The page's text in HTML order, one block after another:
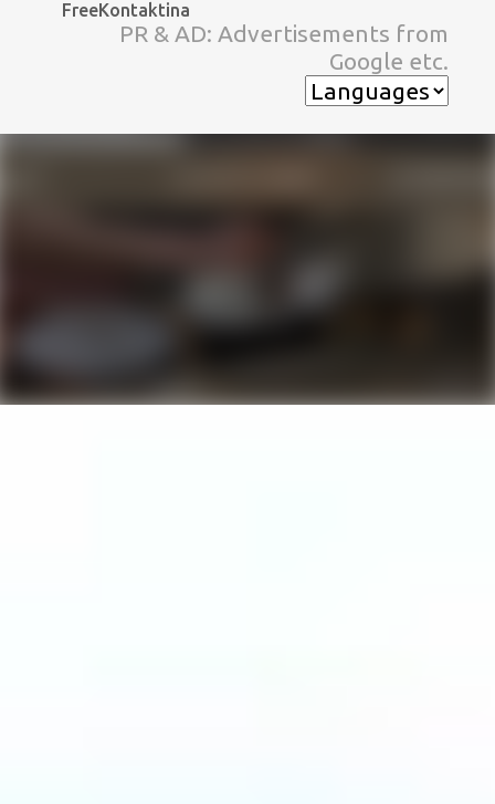
スキップしてメイン コンテンツに移動
FreeKontaktina
PR & AD: Advertisements from
Google etc.